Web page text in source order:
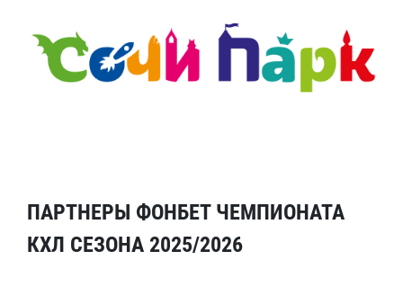
ПАРТНЕРЫ ФОНБЕТ ЧЕМПИОНАТА
КХЛ СЕЗОНА 2025/2026